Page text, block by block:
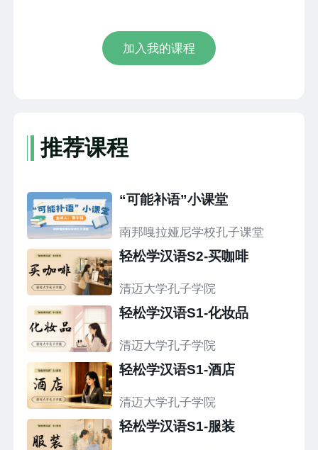
加入我的课程
推荐课程
“可能补语”小课堂
南邦嘎拉娅尼学校孔子课堂
轻松学汉语S2-买咖啡
清迈大学孔子学院
轻松学汉语S1-化妆品
清迈大学孔子学院
轻松学汉语S1-酒店
清迈大学孔子学院
轻松学汉语S1-服装